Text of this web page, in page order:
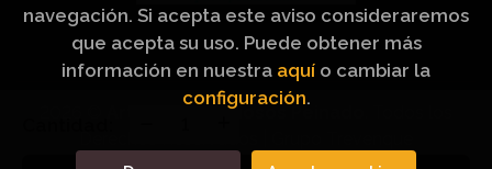
Artículos Religiosos Peinado
navegación. Si acepta este aviso consideraremos
que acepta su uso. Puede obtener más
información en nuestra aquí o cambiar la
configuración.